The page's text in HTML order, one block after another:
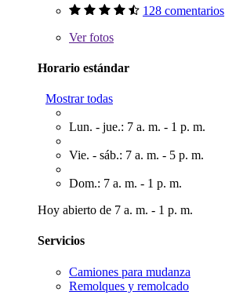
128 comentarios
Verfotos
Horario estándar
Mostrar todas
Lun. - jue.: 7 a. m. - 1 p. m.
Vie. - sáb.: 7 a. m. - 5 p. m.
Dom.: 7 a. m. - 1 p. m.
Hoy abierto de 7 a. m. - 1 p. m.
Servicios
Camiones para mudanza
Remolques y remolcado